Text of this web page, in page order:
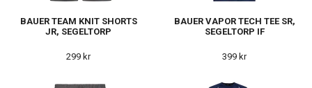
BAUER TEAM KNIT SHORTS
JR, SEGELTORP
299 kr
BAUER VAPOR TECH TEE SR,
SEGELTORP IF
399 kr